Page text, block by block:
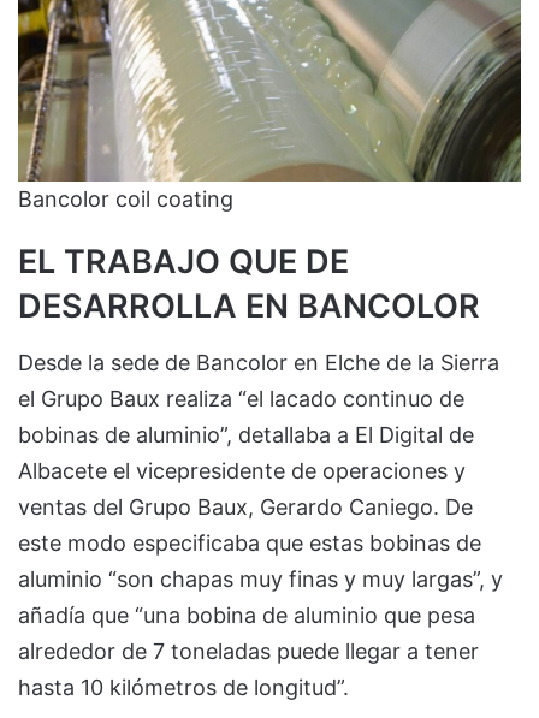
Bancolor coil coating
EL TRABAJO QUE DE
DESARROLLA EN BANCOLOR
Desde la sede de Bancolor en Elche de la Sierra
el Grupo Baux realiza “el lacado continuo de
bobinas de aluminio”, detallaba a El Digital de
Albacete el vicepresidente de operaciones y
ventas del Grupo Baux, Gerardo Caniego. De
este modo especificaba que estas bobinas de
aluminio “son chapas muy finas y muy largas”, y
añadía que “una bobina de aluminio que pesa
alrededor de 7 toneladas puede llegar a tener
hasta 10 kilómetros de longitud”.